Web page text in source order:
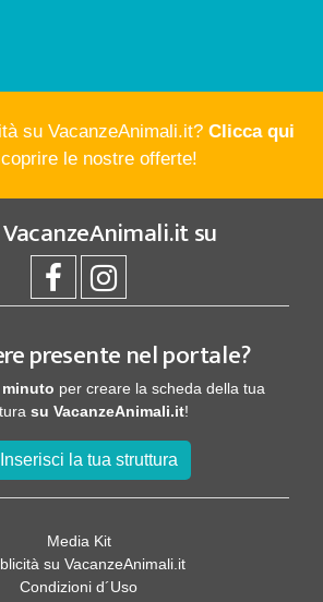
su VacanzeAnimali.it? Clicca qui
le nostre offerte!
VacanzeAnimali.itsu
presente nel portale?
per creare la scheda della tua
su VacanzeAnimali.it!
la tua struttura
Media Kit
su VacanzeAnimali.it
Condizioni d´Uso